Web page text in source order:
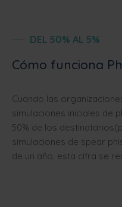
DEL 50% AL 5%
Cómo funciona
Cuando las
simulaciones iniciales de
50% de los
simulaciones de spear
de un año, esta cifra se